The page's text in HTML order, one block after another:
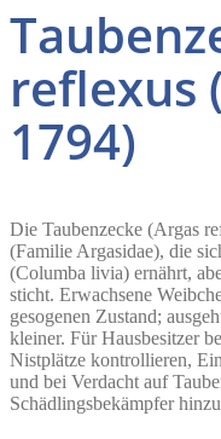
reflexus
1794)
Die Taubenzecke (Argas
(Familie Argasidae), die
(Columba livia) ernährt,
sticht. Erwachsene
gesogenen Zustand;
kleiner. Für Hausbesitzer
Nistplätze kontrollieren,
und bei Verdacht auf
Schädlingsbekämpfer